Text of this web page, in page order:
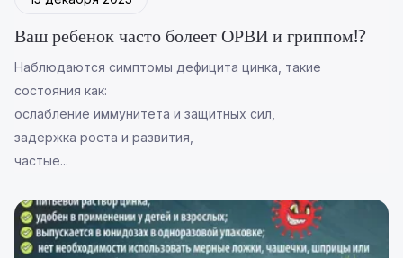
Ваш ребенок часто болеет ОРВИ и гриппом⁉️
Наблюдаются симптомы дефицита цинка, такие
состояния как:
ослабление иммунитета и защитных сил,
задержка роста и развития,
частые...